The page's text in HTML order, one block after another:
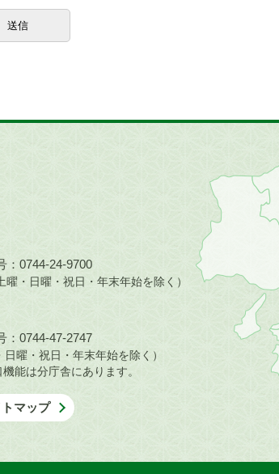
：0744-24-9700
・日曜・祝日・年末年始を除く）
：0744-47-2747
曜・祝日・年末年始を除く）
能は分庁舎にあります。
マップ
の
地
図。
に